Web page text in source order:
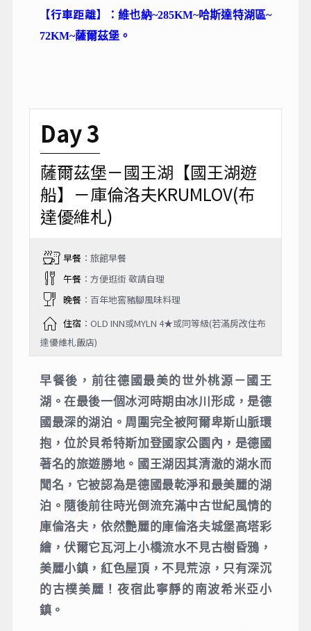
【行車距離】 ：維也納~285KM~哈斯達特湖區~
72KM~薩爾茲堡。
Day 3
薩爾茲堡－國王湖【國王湖遊
船】－庫倫洛夫KRUMLOV(布
達優維札)
早餐：旅館早餐
午餐：方便逛街 敬請自理
晚餐：百年地窖豬腳風味料理
住宿 ：OLD INN或MYLN 4★或同等級(若滿房改住布
達優維札飯店)
早餐後，前往德國最美的世外桃源－國王
湖。在最後一個冰河時期由冰川形成，是德
國最深的湖泊。周圍完全被阿爾卑斯山脈環
抱，位於貝希特斯加登國家公園內，是德國
著名的旅遊勝地。國王湖因其清澈的湖水而
聞名，它被認為是德國最乾淨和最美麗的湖
泊。隨後前往時光倒流充滿中古世紀風情的
庫倫洛夫，依然艷麗的庫倫洛夫城堡高塔彩
繪，伏爾它瓦河上小橋流水不見古樹昏鴉，
美麗小鎮，紅色屋頂，不見荒涼，只有深沉
的古樸美麗！夜宿此寧靜的南波希米亞小
鎮。